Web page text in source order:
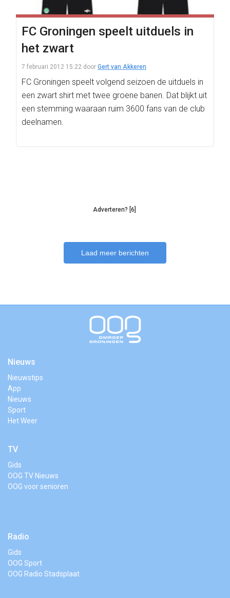
FC Groningen speelt uitduels in
het zwart
7 februari 2012 15:22 door Gert van Akkeren
FC Groningen speelt volgend seizoen de uitduels in
een zwart shirt met twee groene banen. Dat blijkt uit
een stemming waaraan ruim 3600 fans van de club
deelnamen.
Adverteren? [6]
Laad meer berichten
Nieuws
Nieuwstips
App
Nieuws
Sport
Het Weer
TV
Gids
OOG TV Nieuws
OOG voor senioren
Radio
Gids
OOG Sport
OOG Radio Stadsplaat